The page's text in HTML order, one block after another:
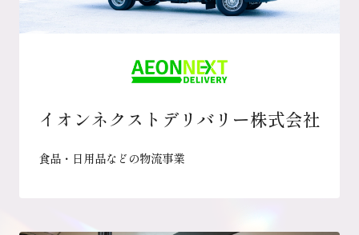
イオンネクストデリバリー株式会社
食品・日用品などの物流事業